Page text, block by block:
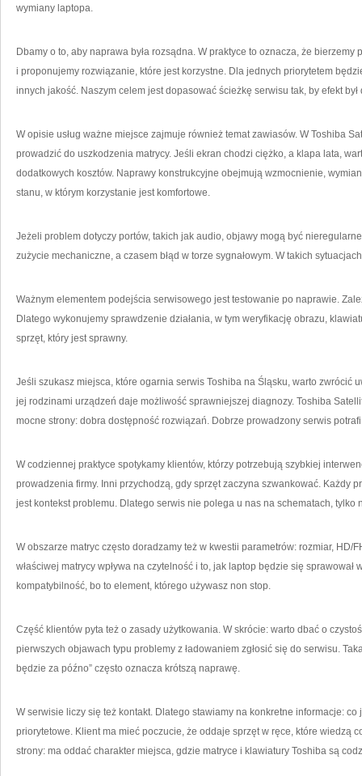
wymiany laptopa.
Dbamy o to, aby naprawa była rozsądna. W praktyce to oznacza, że
i proponujemy rozwiązanie, które jest korzystne. Dla jednych priorytetem
innych jakość. Naszym celem jest dopasować ścieżkę serwisu tak, by efekt był
W opisie usług ważne miejsce zajmuje również temat zawiasów. W Toshiba
prowadzić do uszkodzenia matrycy. Jeśli ekran chodzi ciężko, a klapa lata,
dodatkowych kosztów. Naprawy konstrukcyjne obejmują wzmocnienie,
stanu, w którym korzystanie jest komfortowe.
Jeżeli problem dotyczy portów, takich jak audio, objawy mogą być
zużycie mechaniczne, a czasem błąd w torze sygnałowym. W takich
Ważnym elementem podejścia serwisowego jest testowanie po naprawie.
Dlatego wykonujemy sprawdzenie działania, w tym weryfikację obrazu,
sprzęt, który jest sprawny.
Jeśli szukasz miejsca, które ogarnia serwis Toshiba na Śląsku, warto zwrócić
jej rodzinami urządzeń daje możliwość sprawniejszej diagnozy. Toshiba
mocne strony: dobra dostępność rozwiązań. Dobrze prowadzony serwis
W codziennej praktyce spotykamy klientów, którzy potrzebują szybkiej
prowadzenia firmy. Inni przychodzą, gdy sprzęt zaczyna szwankować. Każdy
jest kontekst problemu. Dlatego serwis nie polega u nas na schematach, tylko
W obszarze matryc często doradzamy też w kwestii parametrów: rozmiar, HD/
właściwej matrycy wpływa na czytelność i to, jak laptop będzie się
kompatybilność, bo to element, którego używasz non stop.
Część klientów pyta też o zasady użytkowania. W skrócie: warto dbać o
pierwszych objawach typu problemy z ładowaniem zgłosić się do serwisu.
będzie za późno” często oznacza krótszą naprawę.
W serwisie liczy się też kontakt. Dlatego stawiamy na konkretne informacje:
priorytetowe. Klient ma mieć poczucie, że oddaje sprzęt w ręce, które wiedzą
strony: ma oddać charakter miejsca, gdzie matryce i klawiatury Toshiba są